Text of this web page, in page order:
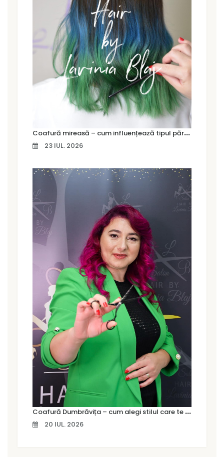
C
oafură mireasă – cum influențează tipul părului alegerea coafurii
23 IUL. 2026
C
oafură Dumbrăvița – cum alegi stilul care te pune cu adevărat în valoare
20 IUL. 2026